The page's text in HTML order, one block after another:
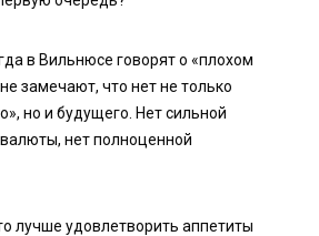
в Вильнюсе говорят о «плохом
замечают, что нет не только
но и будущего. Нет сильной
нет полноценной
лучше удовлетворить аппетиты